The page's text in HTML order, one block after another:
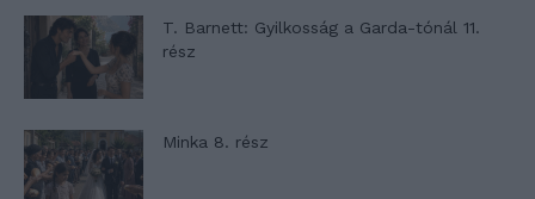
T. Barnett: Gyilkosság a Garda-tónál 11.
rész
Minka 8. rész